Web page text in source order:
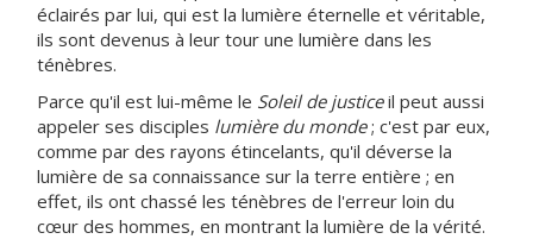
éclairés par lui, qui est la lumière éternelle et véritable,
ils sont devenus à leur tour une lumière dans les
ténèbres.
Parce qu'il est lui-même le Soleil de justiceil peut aussi
appeler ses disciples lumière du monde; c'est par eux,
comme par des rayons étincelants, qu'il déverse la
lumière de sa connaissance sur la terre entière ; en
effet, ils ont chassé les ténèbres de l'erreur loin du
cœur des hommes, en montrant la lumière de la vérité.